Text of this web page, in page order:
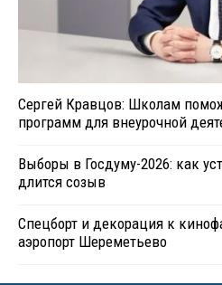
Сергей Кравцов: Школам
программ для внеурочной
Выборы в Госдуму-2026: как
длится созыв
Спецборт и декорация к
аэропорт Шереметьево